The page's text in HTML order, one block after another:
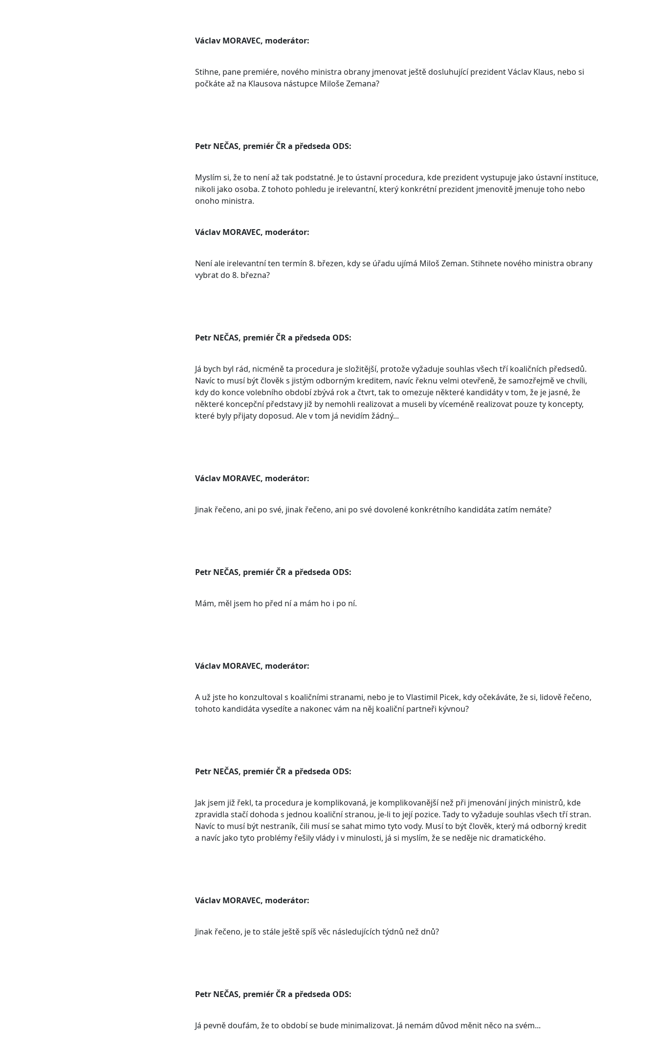
Václav MORAVEC, moderátor:
Stihne, pane premiére, nového ministra obrany jmenovat ještě dosluhující prezident Václav Klaus, nebo si
počkáte až na Klausova nástupce Miloše Zemana?
Petr NEČAS, premiér ČR a předseda ODS:
Myslím si, že to není až tak podstatné. Je to ústavní procedura, kde prezident vystupuje jako ústavní instituce,
nikoli jako osoba. Z tohoto pohledu je irelevantní, který konkrétní prezident jmenovitě jmenuje toho nebo
onoho ministra.
Václav MORAVEC, moderátor:
Není ale irelevantní ten termín 8. březen, kdy se úřadu ujímá Miloš Zeman. Stihnete nového ministra obrany
vybrat do 8. března?
Petr NEČAS, premiér ČR a předseda ODS:
Já bych byl rád, nicméně ta procedura je složitější, protože vyžaduje souhlas všech tří koaličních předsedů.
Navíc to musí být člověk s jistým odborným kreditem, navíc řeknu velmi otevřeně, že samozřejmě ve chvíli,
kdy do konce volebního období zbývá rok a čtvrt, tak to omezuje některé kandidáty v tom, že je jasné, že
některé koncepční představy již by nemohli realizovat a museli by víceméně realizovat pouze ty koncepty,
které byly přijaty doposud. Ale v tom já nevidím žádný...
Václav MORAVEC, moderátor:
Jinak řečeno, ani po své, jinak řečeno, ani po své dovolené konkrétního kandidáta zatím nemáte?
Petr NEČAS, premiér ČR a předseda ODS:
Mám, měl jsem ho před ní a mám ho i po ní.
Václav MORAVEC, moderátor:
A už jste ho konzultoval s koaličními stranami, nebo je to Vlastimil Picek, kdy očekáváte, že si, lidově řečeno,
tohoto kandidáta vysedíte a nakonec vám na něj koaliční partneři kývnou?
Petr NEČAS, premiér ČR a předseda ODS:
Jak jsem již řekl, ta procedura je komplikovaná, je komplikovanější než při jmenování jiných ministrů, kde
zpravidla stačí dohoda s jednou koaliční stranou, je-li to její pozice. Tady to vyžaduje souhlas všech tří stran.
Navíc to musí být nestraník, čili musí se sahat mimo tyto vody. Musí to být člověk, který má odborný kredit
a navíc jako tyto problémy řešily vlády i v minulosti, já si myslím, že se neděje nic dramatického.
Václav MORAVEC, moderátor:
Jinak řečeno, je to stále ještě spíš věc následujících týdnů než dnů?
Petr NEČAS, premiér ČR a předseda ODS:
Já pevně doufám, že to období se bude minimalizovat. Já nemám důvod měnit něco na svém...